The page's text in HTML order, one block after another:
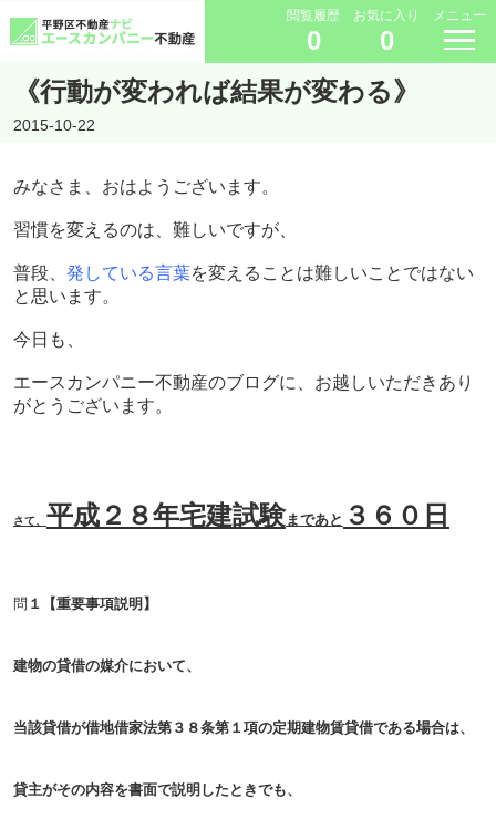
閲覧履歴
0
お気に入り
0
メニュー
《行動が変われば結果が変わる》
2015-10-22
みなさま、おはようございます。
習慣を変えるのは、難しいですが、
普段、 発している言葉を変えることは難しいことではない
と思います。
今日も、
エースカンパニー不動産のブログに、お越しいただきあり
がとうございます。
さて、 平成２８年宅建試験まであと ３６０日
問 １ 【重要事項説明 】
建物の貸借の媒介において、
当該貸借が借地借家法第３８条第１項の定期建物賃貸借である場合は、
貸主がその内容を書面で説明したときでも、